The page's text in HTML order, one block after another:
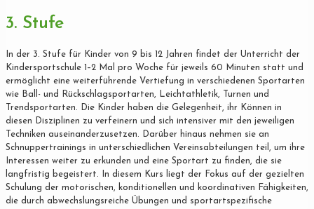
3. Stufe
In der 3. Stufe für Kinder von 9 bis 12 Jahren findet der Unterricht der
Kindersportschule 1–2 Mal pro Woche für jeweils 60 Minuten statt und
ermöglicht eine weiterführende Vertiefung in verschiedenen Sportarten
wie Ball- und Rückschlagsportarten, Leichtathletik, Turnen und
Trendsportarten. Die Kinder haben die Gelegenheit, ihr Können in
diesen Disziplinen zu verfeinern und sich intensiver mit den jeweiligen
Techniken auseinanderzusetzen. Darüber hinaus nehmen sie an
Schnuppertrainings in unterschiedlichen Vereinsabteilungen teil, um ihre
Interessen weiter zu erkunden und eine Sportart zu finden, die sie
langfristig begeistert. In diesem Kurs liegt der Fokus auf der gezielten
Schulung der motorischen, konditionellen und koordinativen Fähigkeiten,
die durch abwechslungsreiche Übungen und sportartspezifische